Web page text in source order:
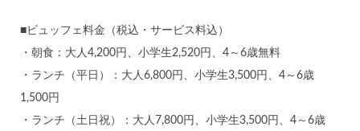
■ビュッフェ料金（税込・サービス料込）
・朝食：大人4,200円、小学生2,520円、4～6歳無料
・ランチ（平日）：大人6,800円、小学生3,500円、4～6歳
1,500円
・ランチ（土日祝）：大人7,800円、小学生3,500円、4～6歳